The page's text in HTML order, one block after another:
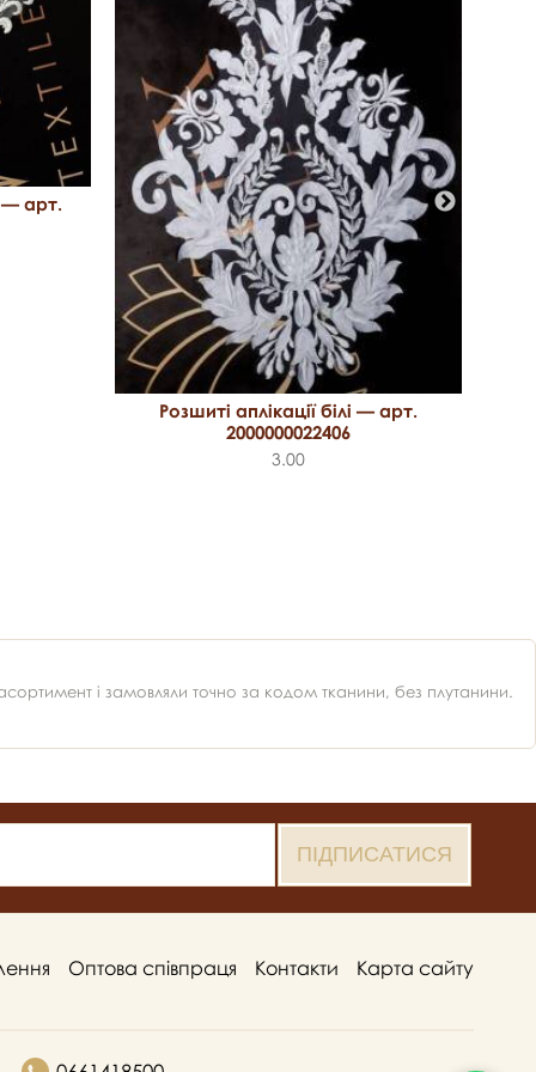
— арт.
Розшиті аплікації білі — арт.
2000000022406
3.00
і замовляли точно за кодом тканини, без плутанини.
Оптова співпраця Контакти Карта сайту